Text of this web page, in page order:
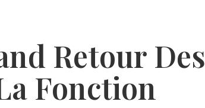
Retour Des
Fonction